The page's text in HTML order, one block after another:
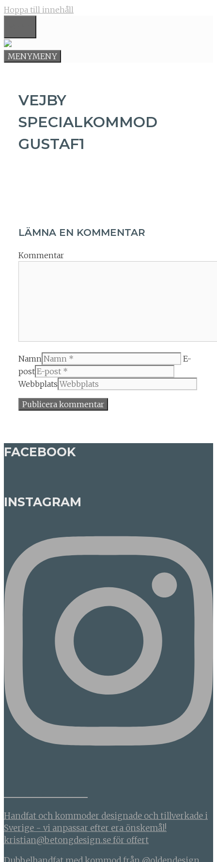
Hoppa till innehåll
MENYMENY
VEJBY
SPECIALKOMMOD
GUSTAF1
LÄMNA EN KOMMENTAR
Kommentar
Namn
E-
post
Webbplats
FACEBOOK
INSTAGRAM
Handfat och kommoder designade och tillverkade i
Sverige - vi anpassar efter era önskemål!
kristian@betongdesign.se för offert